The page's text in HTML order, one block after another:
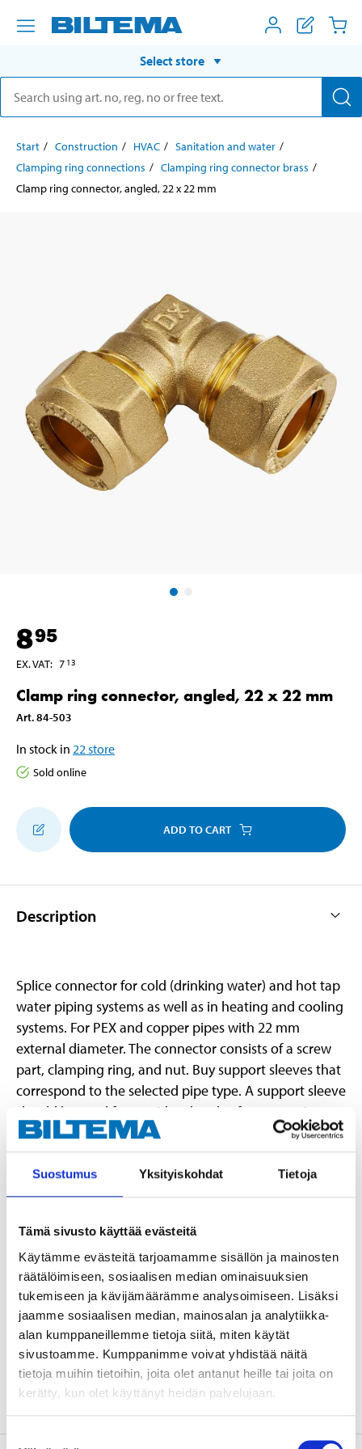
Suostumus Yksityiskohdat Tietoja
Tämä sivusto käyttää evästeitä
Käytämme evästeitä tarjoamamme sisällön ja mainosten
räätälöimiseen, sosiaalisen median ominaisuuksien
tukemiseen ja kävijämäärämme analysoimiseen. Lisäksi
jaamme sosiaalisen median, mainosalan ja analytiikka-
alan kumppaneillemme tietoja siitä, miten käytät
sivustoamme. Kumppanimme voivat yhdistää näitä
tietoja muihin tietoihin, joita olet antanut heille tai joita on
kerätty, kun olet käyttänyt heidän palvelujaan.
Suostumuksen
Select store
Start Construction HVAC
Sanitation and water
Clamping ring connections
Clamping ring connector brass
Clamp ring connector, angled, 22 x 22 mm
895
EX. VAT: 7 13
Clamp ring connector, angled, 22 x 22 mm
Art.84-503
In stock in 22 store
Sold online
ADD TO CART
Description
Splice connector for cold (drinking water) and hot tap
water piping systems as well as in heating and cooling
systems. For PEX and copper pipes with 22 mm
external diameter. The connector consists of a screw
part, clamping ring, and nut. Buy support sleeves that
correspond to the selected pipe type. A support sleeve
should be used for semi-hard and soft copper pipes as
well as PEX pipes. Made of dezincification-resistant
brass. Type approved/certified by RISE, SINTEF & STF.
Dimensions
22 x 22 mm
Material
Brass CW511L
Pressure class
Max. 1,0 MPa (10 bar)
Certificate
RISE, SINTEF, STF
Surface treatment
None